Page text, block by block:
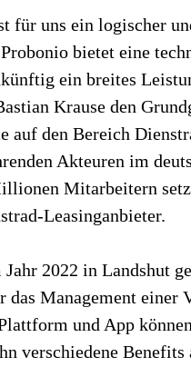
für uns ein logischer
bietet eine
ein breites
Krause den
auf den Bereich
Akteuren im
Mitarbeitern
Leasinganbieter.
2022 in Landshut
das Management
und App
verschiedene